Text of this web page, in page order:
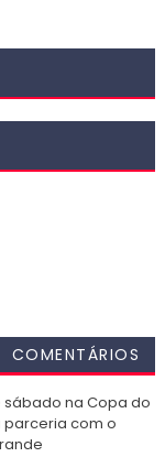
COMENTÁRIOS
sábado na Copa do
parceria com o